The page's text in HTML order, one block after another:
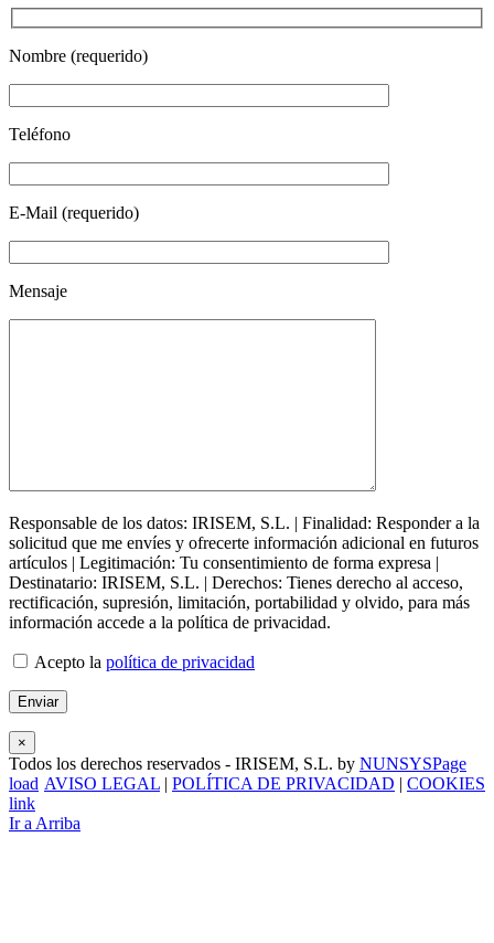
Nombre (requerido)
Teléfono
E-Mail (requerido)
Mensaje
Responsable de los datos: IRISEM, S.L. | Finalidad: Responder a la
solicitud que me envíes y ofrecerte información adicional en futuros
artículos | Legitimación: Tu consentimiento de forma expresa |
Destinatario: IRISEM, S.L. | Derechos: Tienes derecho al acceso,
rectificación, supresión, limitación, portabilidad y olvido, para más
información accede a la política de privacidad.
Acepto la política de privacidad
×
Todos los derechos reservados - IRISEM, S.L. by NUNSYS
AVISO LEGAL | POLÍTICA DE PRIVACIDAD | COOKIES
Page
load
link
Ir a Arriba